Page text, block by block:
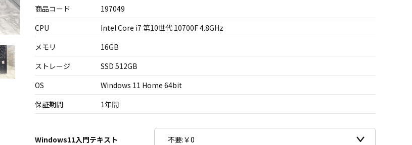
商品コード
197049
CPU
Intel Core i7 第10世代 10700F 4.8GHz
メモリ
16GB
ストレージ
SSD 512GB
OS
Windows 11 Home 64bit
保証期間
1年間
Windows11入門テキスト